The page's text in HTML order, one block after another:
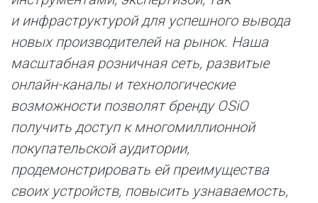
и инфраструктурой для успешного вывода
новых производителей на рынок. Наша
масштабная розничная сеть, развитые
онлайн-каналы и технологические
возможности позволят бренду OSiO
получить доступ к многомиллионной
покупательской аудитории,
продемонстрировать ей преимущества
своих устройств, повысить узнаваемость,